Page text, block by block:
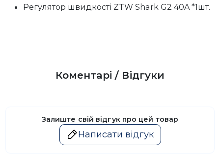
Регулятор швидкості ZTW Shark G2 40A *1шт.
Коментарі / Відгуки
Залиште свій відгук про цей товар
Написати відгук